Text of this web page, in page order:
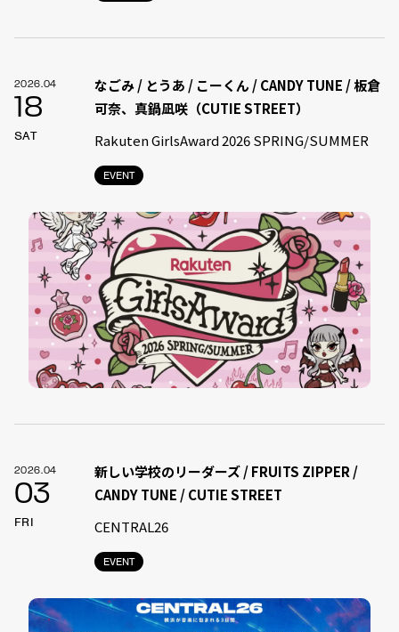
2026.04
18
SAT
EVENT
なごみ / とうあ / こーくん / CANDY TUNE / 板倉
可奈、真鍋凪咲（CUTIE STREET）
Rakuten GirlsAward 2026 SPRING/SUMMER
2026.04
03
FRI
EVENT
新しい学校のリーダーズ / FRUITS ZIPPER /
CANDY TUNE / CUTIE STREET
CENTRAL26